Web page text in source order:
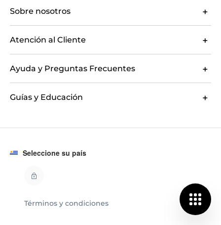
Sobre nosotros
Atención al Cliente
Ayuda y Preguntas Frecuentes
Guías y Educación
Seleccione su país
Términos y condiciones